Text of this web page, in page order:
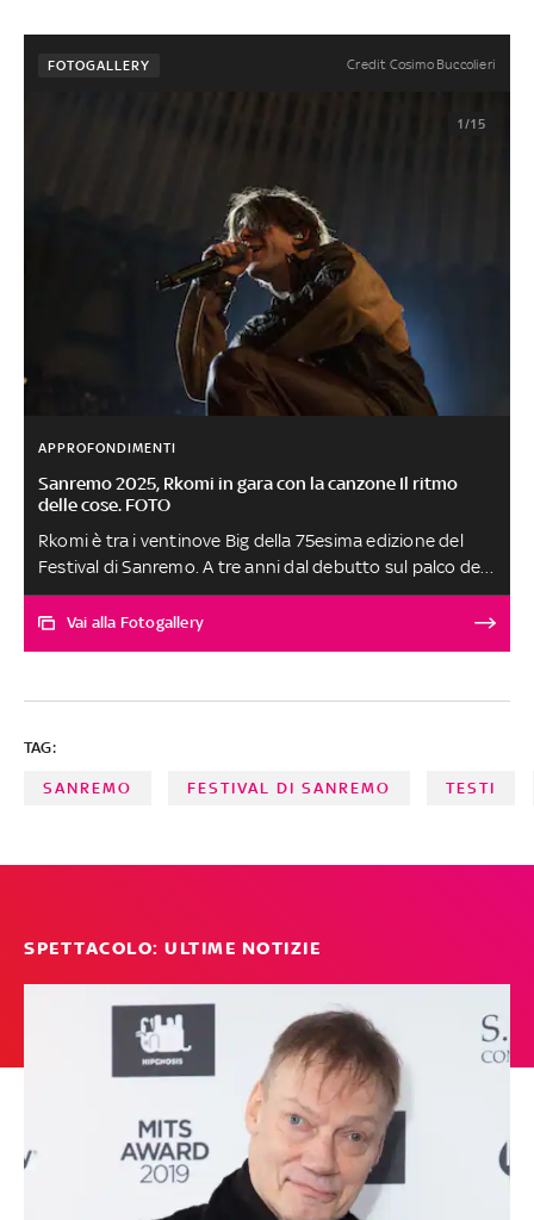
FOTOGALLERY Credit Cosimo Buccolieri
1/15
APPROFONDIMENTI
Sanremo 2025, Rkomi in gara con la canzone Il ritmo
delle cose. FOTO
Rkomi è tra i ventinove Big della 75esima edizione del
Festival di Sanremo. A tre anni dal debutto sul palco del
Teatro Ariston con il brano 'Insuperabile', l'artista torna
in gara con la canzone 'Il ritmo delle cose'
Vai alla Fotogallery
TAG:
SANREMO FESTIVAL DI SANREMO TESTI
SPETTACOLO: ULTIME NOTIZIE